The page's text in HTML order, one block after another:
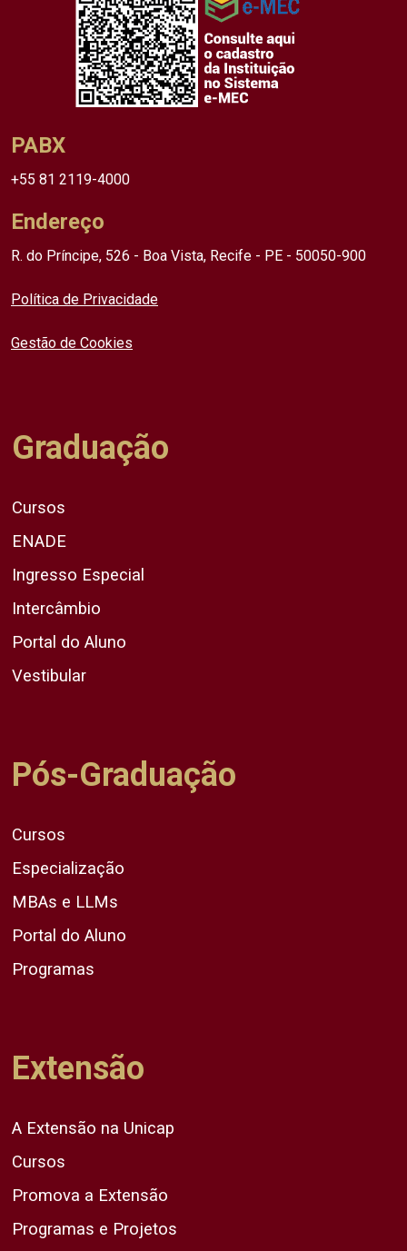
PABX
+55 81 2119-4000
Endereço
R. do Príncipe, 526 - Boa Vista, Recife - PE - 50050-900
Política de Privacidade
Gestão de Cookies
Graduação
Cursos
ENADE
Ingresso Especial
Intercâmbio
Portal do Aluno
Vestibular
Pós-Graduação
Cursos
Especialização
MBAs e LLMs
Portal do Aluno
Programas
Extensão
A Extensão na Unicap
Cursos
Promova a Extensão
Programas e Projetos